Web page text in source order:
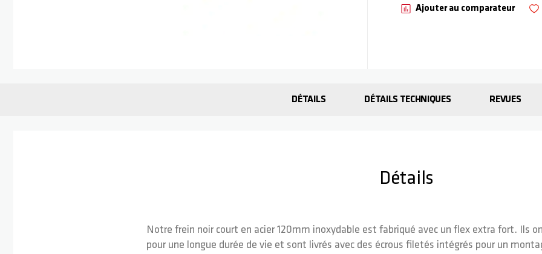
Ajouter au comparateur
DÉTAILS DÉTAILS TECHNIQUES REVUES
Détails
Notre frein noir court en acier 120mm inoxydable est fabriqué avec un flex extra fort. Ils
pour une longue durée de vie et sont livrés avec des écrous filetés intégrés pour un